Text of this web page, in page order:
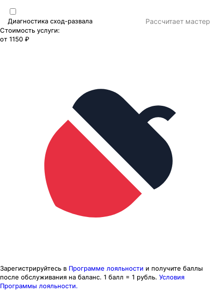
Диагностика сход-развала Раcсчитает мастер
Стоимость услуги:
от 1150 ₽
Зарегистрируйтесь в Программе лояльности и получите баллы
после обслуживания на баланс. 1 балл = 1 рубль. Условия
Программы лояльности.